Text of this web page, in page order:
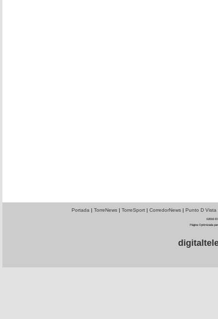
Portada | TorreNews| TorreSport| CorredorNews| Punto D Vista
©2010 El
Página Optimizada